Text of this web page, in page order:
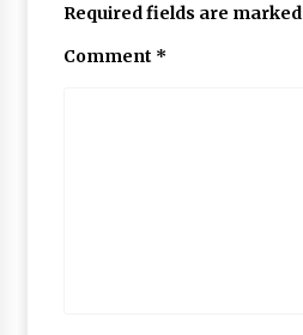
Required fields are marked
Comment *